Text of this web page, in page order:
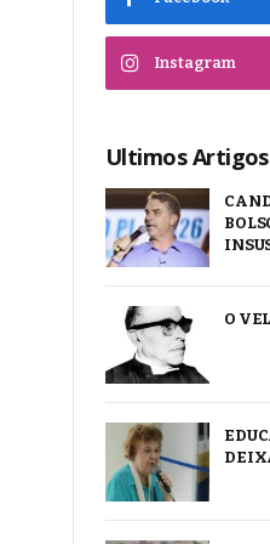
Instagram
Ultimos Artigos
O